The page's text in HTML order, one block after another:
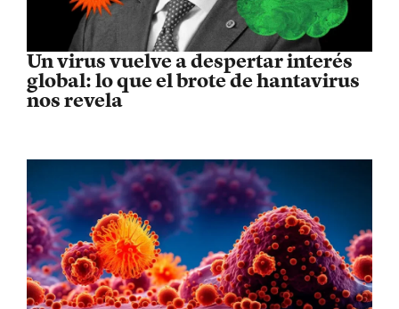
Un virus vuelve a despertar interés
global: lo que el brote de hantavirus
nos revela